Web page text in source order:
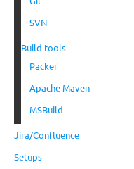
SVN
Build tools
Packer
Apache Maven
MSBuild
Jira/Confluence
Setups